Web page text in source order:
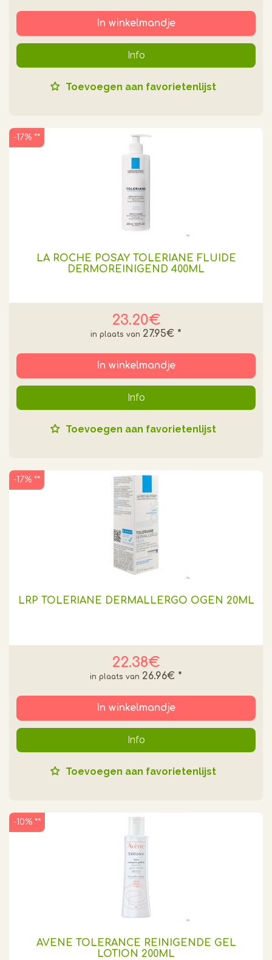
In winkelmandje
Info
Toevoegen aan favorietenlijst
LA ROCHE POSAY TOLERIANE FLUIDE
DERMOREINIGEND 400ML
23.20€
27.95€ *
-17% **
In winkelmandje
Info
Toevoegen aan favorietenlijst
LRP TOLERIANE DERMALLERGO OGEN 20ML
22.38€
26.96€ *
-17% **
In winkelmandje
Info
Toevoegen aan favorietenlijst
AVENE TOLERANCE REINIGENDE GEL
LOTION 200ML
-10% **